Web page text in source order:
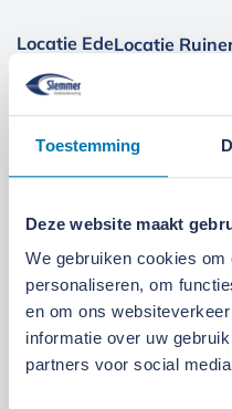
Toestemming
Deze website maakt
We gebruiken cookies
personaliseren, om
en om ons
informatie over uw
partners voor social
Locatie EdeLocatie
We zijn gevestigd aan de
Maandag t/m zaterdag
265555.Bekijk deze
07:00 tot 17:30 uur
07:30 tot 12:00 uur